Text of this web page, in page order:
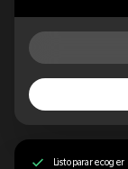
Listo para recoger